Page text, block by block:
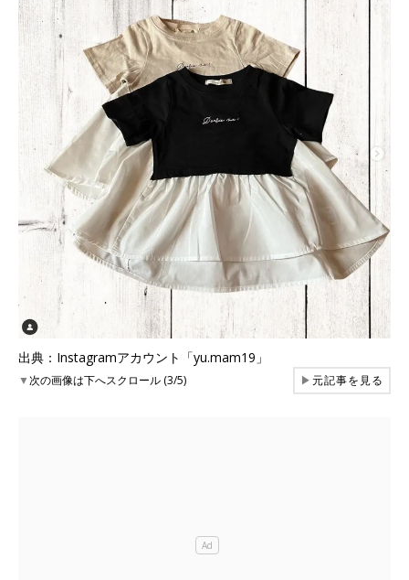
出典：Instagramアカウント「yu.mam19」
▼次の画像は下へスクロール (3/5) ▶元記事を見る